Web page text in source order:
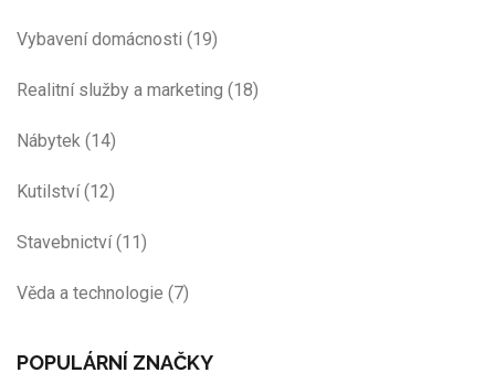
Vybavení domácnosti (19)
Realitní služby a marketing (18)
Nábytek (14)
Kutilství(12)
Stavebnictví(11)
Věda a technologie (7)
POPULÁRNÍ ZNAČKY